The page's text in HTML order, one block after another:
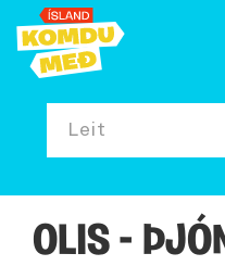
Leit
OLIS -